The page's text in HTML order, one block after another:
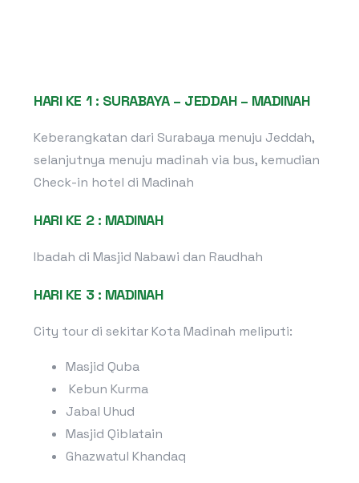
HARI KE 1 : SURABAYA – JEDDAH – MADINAH
Keberangkatan dari Surabaya menuju Jeddah,
selanjutnya menuju madinah via bus, kemudian
Check-in hotel di Madinah
HARI KE 2 : MADINAH
Ibadah di Masjid Nabawi dan Raudhah
HARI KE 3 : MADINAH
City tour di sekitar Kota Madinah meliputi:
Masjid Quba
Kebun Kurma
Jabal Uhud
Masjid Qiblatain
Ghazwatul Khandaq